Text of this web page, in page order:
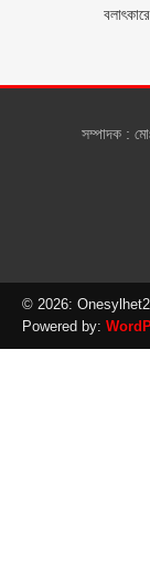
সম্পাদক :
© 2026:
Powered by: